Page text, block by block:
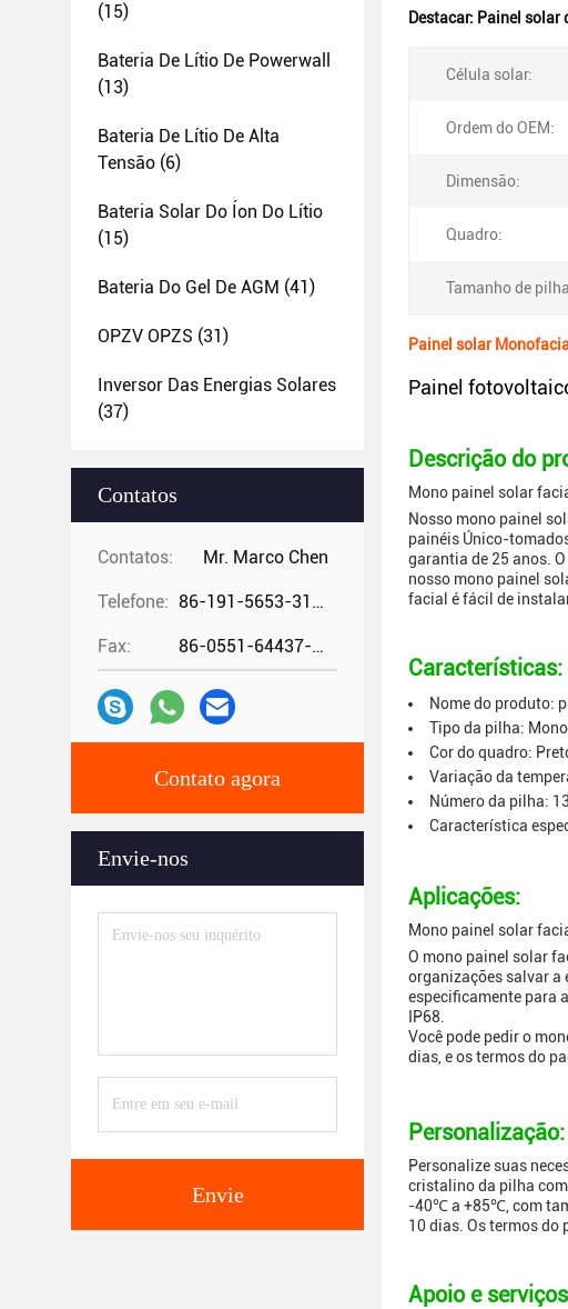
(15)
Bateria De Lítio De Powerwall
(13)
Bateria De Lítio De Alta
Tensão (6)
Bateria Solar Do Íon Do Lítio
(15)
Bateria Do Gel De AGM (41)
OPZV OPZS (31)
Inversor Das Energias Solares
(37)
Contatos
Contatos: Mr. Marco Chen
Telefone: 86-191-5653-3194
Fax: 86-0551-64437-729
Contato agora
Envie-nos
Envie
Destacar: Painel solar
Célula solar:
Ordem do OEM:
Dimensão:
Quadro:
Tamanho de
Painel solar
Painel
Descrição do
Mono painel solar
Nosso mono painel
painéis Único-
garantia de 25 anos.
nosso mono painel
facial é fácil de
Características:
Nome do produto:
Tipo da pilha:
Cor do quadro:
Variação da
Número da pilha:
Característica
Aplicações:
Mono painel solar
O mono painel solar
organizações salvar a
especificamente para
IP68.
Você pode pedir o
dias, e os termos do
Personalização:
Personalize suas
cristalino da pilha
-40℃ a +85℃, com
10 dias. Os termos do
Apoio e